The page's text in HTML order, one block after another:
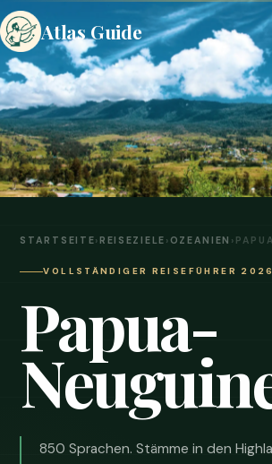
Atlas Guide
STARTSEITE›REISEZIELE › OZEANIEN ›
VOLLSTÄNDIGER REISEFÜHRER 2026
Papua-
850 Sprachen. Stämme in den